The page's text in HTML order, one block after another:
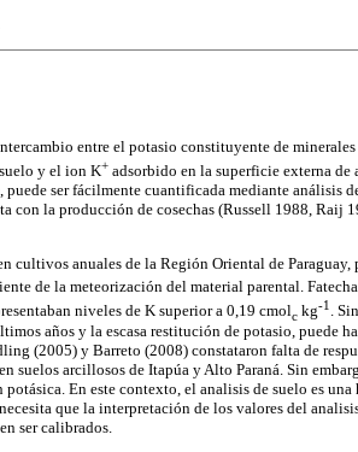
entre el potasio constituyente de
y el ion K+ adsorbido en la superficie externa de
ser fácilmente cuantificada mediante análisis
con la producción de cosechas (Russell 1988, Raij
anuales de la Región Oriental de Paraguay,
de la meteorización del material parental.
niveles de K superior a 0,19 cmolc kg-1
.
años y la escasa restitución de potasio, puede
(2005) y Barreto (2008) constataron falta de
arcillosos de Itapúa y Alto Paraná. Sin
En este contexto, el analisis de suelo es
que la interpretación de los valores del
ser calibrados.